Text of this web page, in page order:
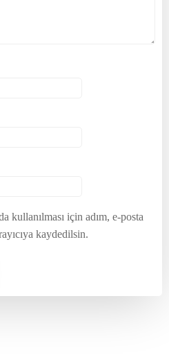
kullanılması için adım, e-posta
kaydedilsin.